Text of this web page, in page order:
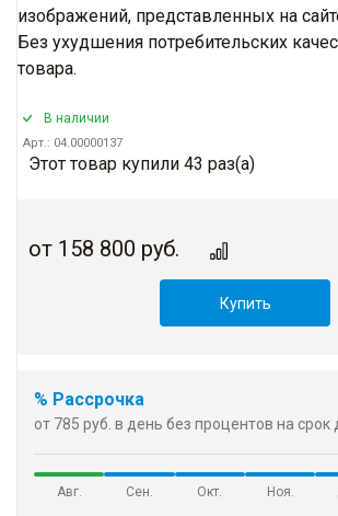
изображений, представленных на
Без ухудшения потребительских
товара.
В наличии
Арт.: 04.00000137
Этот товар купили 43 раз(a)
от 158 800 руб.
Купить
% Рассрочка
от 785 руб. в день без процентов на
Авг. Сен. Окт. Ноя.